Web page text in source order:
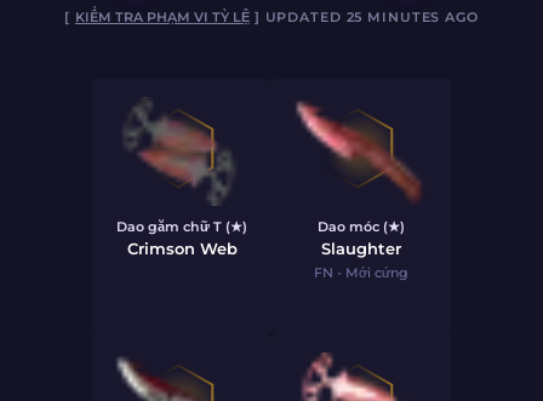
[ KIỂM TRA PHẠM VI TỶ LỆ] UPDATED 25 MINUTES AGO
Dao găm chữ T (★)
Crimson Web
Dao móc (★)
Slaughter
FN - Mới cứng